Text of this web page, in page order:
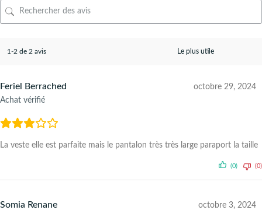
1-2 de 2 avis
Feriel Berrached
Achat vérifié
octobre 29, 2024
La veste elle est parfaite mais le pantalon très très large paraport la taille
(0) (0)
Somia Renane octobre 3, 2024